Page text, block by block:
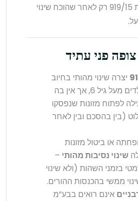
בזהירות” את הלכת 919/15 רק לאחר שהוכח שינוי
פני עתיד
יצרה שינוי מהותי בחיוב
מזונות של ילדים מעל גיל 6, אך אין בה
לפתוח מזונות שנפסקו
(בין בהסכם ובין לאחר
או ביטול מזונות
שינוי נסיבות מהותי –
בזמני השהות (ולא שינוי
ממשי בהכנסות ההורים.
אינם רואים בבע”מ